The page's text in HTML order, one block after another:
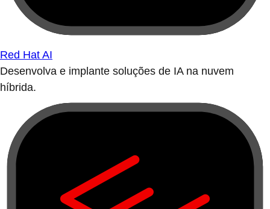
Red Hat AI
Desenvolva e implante soluções de IA na nuvem
híbrida.